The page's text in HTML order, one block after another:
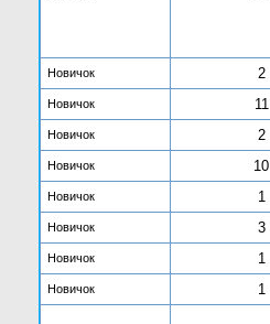
Новичок 2
Новичок 11
Новичок 2
Новичок 10
Новичок 1
Новичок 3
Новичок 1
Новичок 1